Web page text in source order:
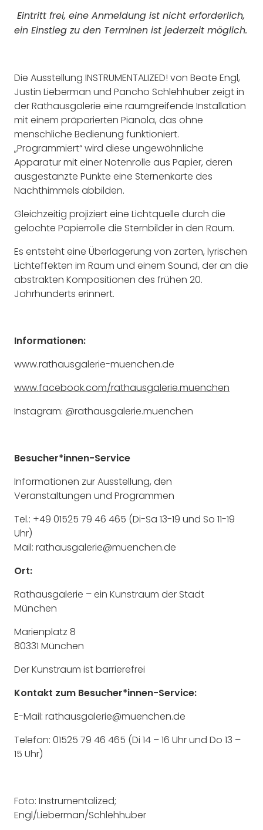
Eintritt frei, eine Anmeldung ist nicht erforderlich,
ein Einstieg zu den Terminen ist jederzeit möglich.
Die Ausstellung INSTRUMENTALIZED! von Beate Engl,
Justin Lieberman und Pancho Schlehhuber zeigt in
der Rathausgalerie eine raumgreifende Installation
mit einem präparierten Pianola, das ohne
menschliche Bedienung funktioniert.
„Programmiert“ wird diese ungewöhnliche
Apparatur mit einer Notenrolle aus Papier, deren
ausgestanzte Punkte eine Sternenkarte des
Nachthimmels abbilden.
Gleichzeitig projiziert eine Lichtquelle durch die
gelochte Papierrolle die Sternbilder in den Raum.
Es entsteht eine Überlagerung von zarten, lyrischen
Lichteffekten im Raum und einem Sound, der an die
abstrakten Kompositionen des frühen 20.
Jahrhunderts erinnert.
Informationen:
www.rathausgalerie-muenchen.de
www.facebook.com/rathausgalerie.muenchen
Instagram: @rathausgalerie.muenchen
Besucher*innen-Service
Informationen zur Ausstellung, den
Veranstaltungen und Programmen
Tel.: +49 01525 79 46 465 (Di-Sa 13-19 und So 11-19
Uhr)
Mail: rathausgalerie@muenchen.de
Ort:
Rathausgalerie – ein Kunstraum der Stadt
München
Marienplatz 8
80331 München
Der Kunstraum ist barrierefrei
Kontakt zum Besucher*innen-Service:
E-Mail: rathausgalerie@muenchen.de
Telefon: 01525 79 46 465 (Di 14 – 16 Uhr und Do 13 –
15 Uhr)
Foto: Instrumentalized;
Engl/Lieberman/Schlehhuber